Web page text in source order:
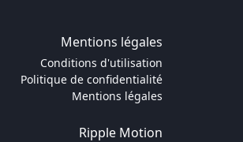
Mentions légales
Conditions d'utilisation
Politique de confidentialité
Mentions légales
Ripple Motion